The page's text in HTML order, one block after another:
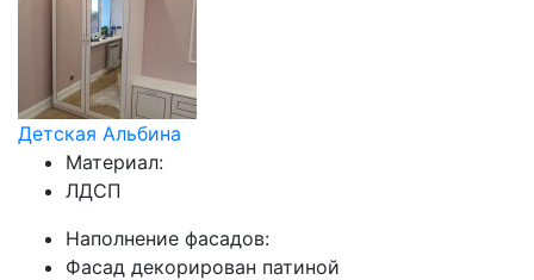
Детская Альбина
Материал:
ЛДСП
Наполнение фасадов:
Фасад декорирован патиной